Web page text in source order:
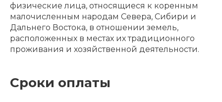
физические лица, относящиеся к коренным
малочисленным народам Севера, Сибири и
Дальнего Востока, в отношении земель,
расположенных в местах их традиционного
проживания и хозяйственной деятельности.
Сроки оплаты